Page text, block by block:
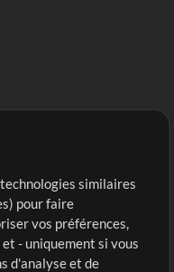
similaires
pour faire
vos préférences,
- uniquement si vous
d'analyse et de